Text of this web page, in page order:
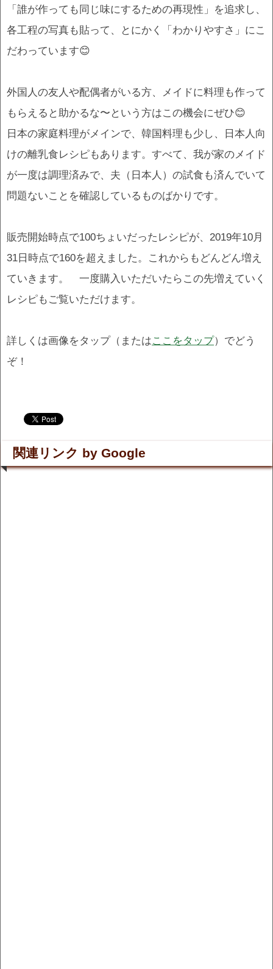
「誰が作っても同じ味にするための再現性」を追求し、
各工程の写真も貼って、とにかく「わかりやすさ」にこ
だわっています😊
外国人の友人や配偶者がいる方、メイドに料理も作って
もらえると助かるな〜という方はこの機会にぜひ😊
日本の家庭料理がメインで、韓国料理も少し、日本人向
けの離乳食レシピもあります。すべて、我が家のメイド
が一度は調理済みで、夫（日本人）の試食も済んでいて
問題ないことを確認しているものばかりです。
販売開始時点で100ちょいだったレシピが、2019年10月
31日時点で160を超えました。これからもどんどん増え
ていきます。 一度購入いただいたらこの先増えていく
レシピもご覧いただけます。
詳しくは画像をタップ（またはここをタップ）でどう
ぞ！
関連リンク by Google